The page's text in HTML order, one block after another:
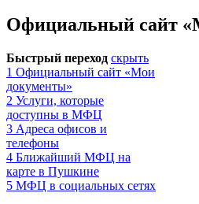
Официальный сайт
Быстрый переход скрыть
1 Официальный сайт «Мои
документы»
2 Услуги, которые
доступны в МФЦ
3 Адреса офисов и
телефоны
4 Ближайший МФЦ на
карте в Пушкине
5 МФЦ в социальных сетях